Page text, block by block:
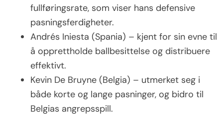
fullføringsrate, som viser hans defensive
pasningsferdigheter.
Andrés Iniesta (Spania) – kjent for sin evne til
å opprettholde ballbesittelse og distribuere
effektivt.
Kevin De Bruyne (Belgia) – utmerket seg i
både korte og lange pasninger, og bidro til
Belgias angrepsspill.